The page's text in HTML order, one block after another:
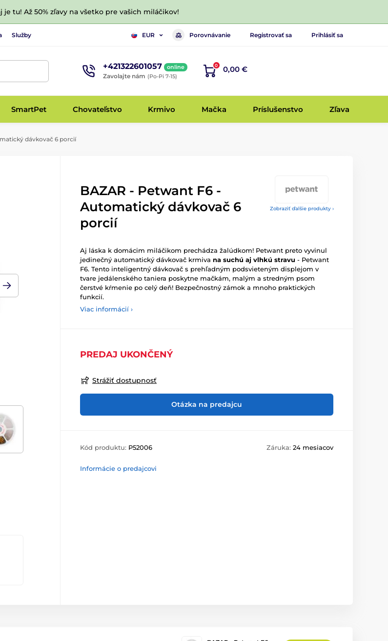
tu! Až 50% zľavy na všetko pre vašich miláčikov!
Služby EUR Porovnávanie Registrovať sa Prihlásiť sa
+421322601057 online
Zavolajte nám (Po-Pi 7-15)
0 0,00 €
SmartPet Chovateľstvo Krmivo Mačka Príslušenstvo Zľava
dávkovač 6 porcií
Zobraziť ďalšie produkty ›
BAZAR - Petwant F6 -
Automatický dávkovač 6
porcií
Aj láska k domácim miláčikom prechádza žalúdkom! Petwant preto vyvinul
jedinečný automatický dávkovač krmiva na suchú aj vlhkú stravu - Petwant
F6. Tento inteligentný dávkovač s prehľadným podsvieteným displejom v
tvare jedálenského taniera poskytne mačkám, malým a stredným psom
čerstvé kŕmenie po celý deň! Bezpečnostný zámok a mnoho praktických
funkcií.
Viac informácií ›
PREDAJ UKONČENÝ
Strážiť dostupnosť
Otázka na predajcu
Kód produktu: P52006 Záruka: 24 mesiacov
Informácie o predajcovi